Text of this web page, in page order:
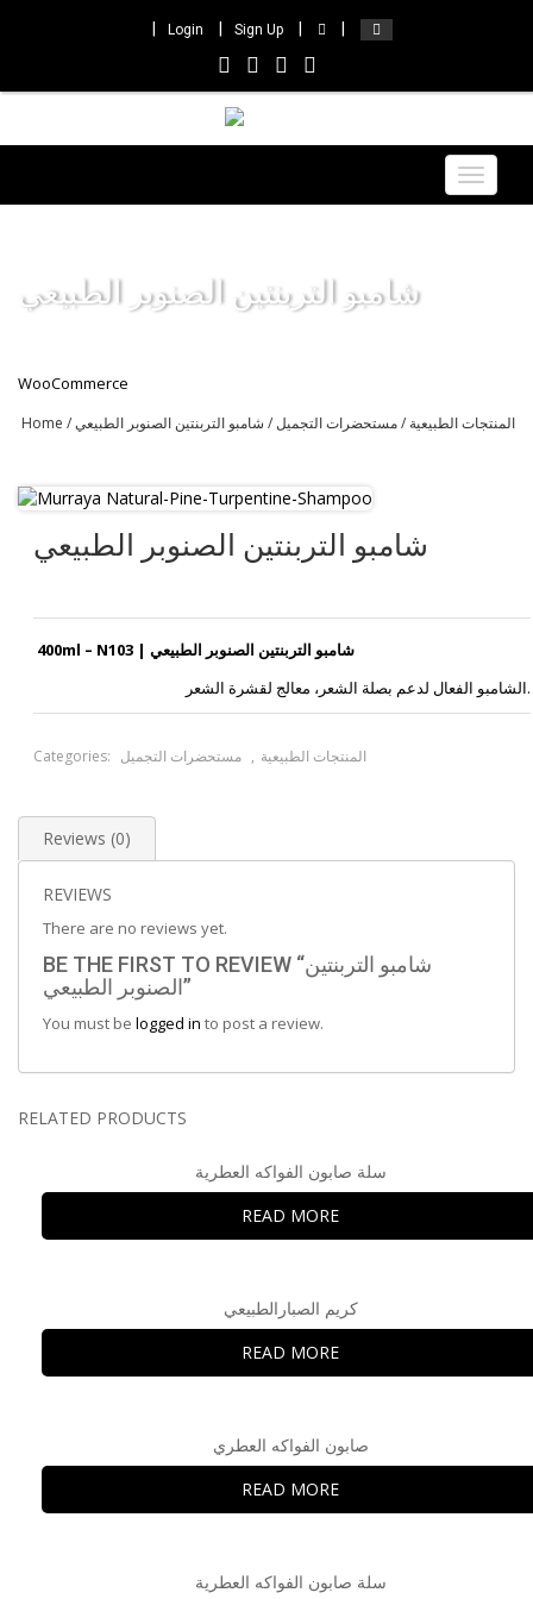
Login Sign Up
Toggle
شامبو التربنتين الصنوبر الطبيعي
WooCommerce
Home / المنتجات الطبيعية /مستحضرات التجميل/ شامبو التربنتين الصنوبر الطبيعي
شامبو التربنتين الصنوبر الطبيعي
400ml – N103 | شامبو التربنتين الصنوبر الطبيعي
الشامبو الفعال لدعم بصلة الشعر، معالج لقشرة الشعر.
Categories: المنتجات الطبيعية , مستحضرات التجميل
Reviews (0)
REVIEWS
There are no reviews yet.
BE THE FIRST TO REVIEW “شامبو التربنتين
الصنوبر الطبيعي”
You must be logged in to post a review.
RELATED PRODUCTS
سلة صابون الفواكه العطرية
READ MORE
كريم الصبارالطبيعي
READ MORE
صابون الفواكه العطري
READ MORE
سلة صابون الفواكه العطرية